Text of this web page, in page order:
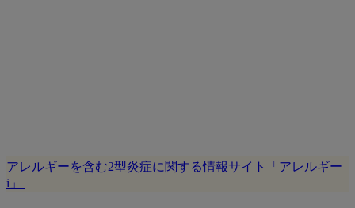
アレルギーを含む2型炎症に関する情報サイト「アレルギー
i」